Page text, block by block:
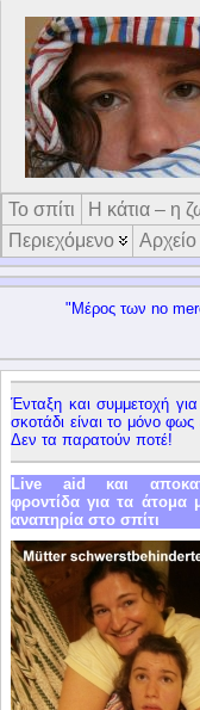
Το σπίτι Η κάτια – η
Περιεχόμενο
Αρχείο
"Μέρος των no
Ένταξη και συμμετοχή
σκοτάδι είναι το μόνο φως
Δεν τα παρατούν ποτέ!
Live aid και
φροντίδα για τα άτομα
αναπηρία στο σπίτι